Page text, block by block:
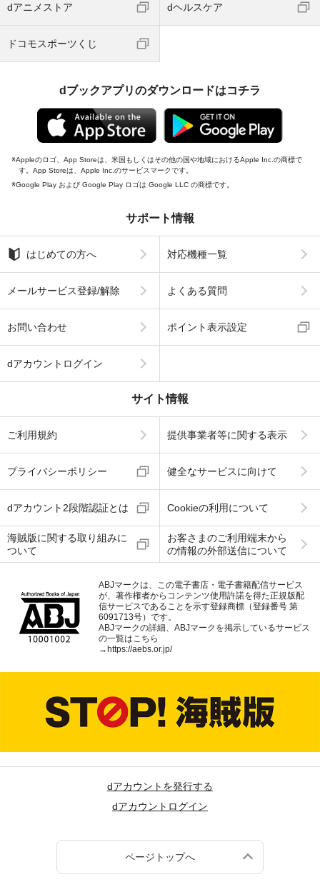
dアニメストア dヘルスケア
ドコモスポーツくじ
dブックアプリのダウンロードはコチラ
Appleのロゴ、App Storeは、米国もしくはその他の国や地域におけるApple Inc.の商標で
す。App Storeは、Apple Inc.のサービスマークです。
Google Play および Google Play ロゴは Google LLC の商標です。
サポート情報
はじめての方へ 対応機種一覧
メールサービス登録/解除 よくある質問
お問い合わせ ポイント表示設定
dアカウントログイン
サイト情報
ご利用規約 提供事業者等に関する表示
プライバシーポリシー 健全なサービスに向けて
dアカウント2段階認証とは Cookieの利用について
海賊版に関する取り組みに
ついて
お客さまのご利用端末から
の情報の外部送信について
ABJマークは、この電子書店・電子書籍配信サービス
が、著作権者からコンテンツ使用許諾を得た正規版配
信サービスであることを示す登録商標（登録番号 第
6091713号）です。
ABJマークの詳細、ABJマークを掲示しているサービス
の一覧はこちら
→ https://aebs.or.jp/
dアカウントを発行する
dアカウントログイン
ページトップへ